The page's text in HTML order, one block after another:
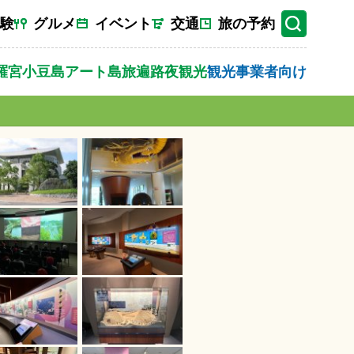
グルメ イベント 交通 旅の予約
宮小豆島アート島旅遍路夜観光観光事業者向け